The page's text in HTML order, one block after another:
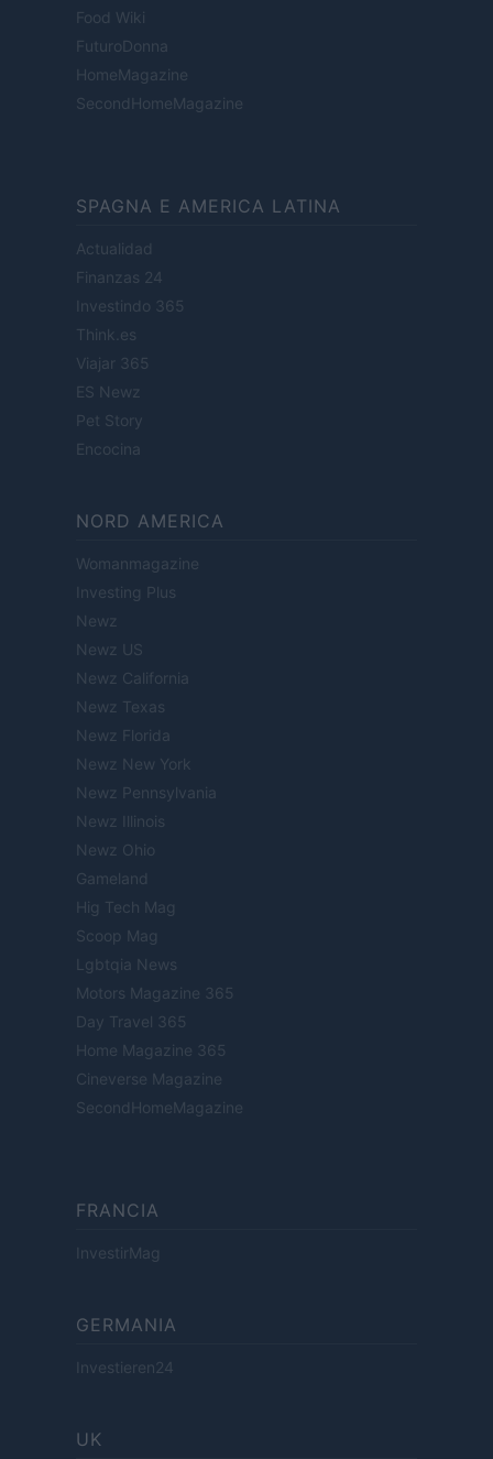
Food Wiki
FuturoDonna
HomeMagazine
SecondHomeMagazine
SPAGNA E AMERICA LATINA
Actualidad
Finanzas 24
Investindo 365
Think.es
Viajar 365
ES Newz
Pet Story
Encocina
NORD AMERICA
Womanmagazine
Investing Plus
Newz
Newz US
Newz California
Newz Texas
Newz Florida
Newz New York
Newz Pennsylvania
Newz Illinois
Newz Ohio
Gameland
Hig Tech Mag
Scoop Mag
Lgbtqia News
Motors Magazine 365
Day Travel 365
Home Magazine 365
Cineverse Magazine
SecondHomeMagazine
FRANCIA
InvestirMag
GERMANIA
Investieren24
UK